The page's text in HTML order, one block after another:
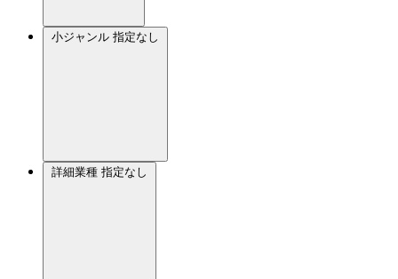
小ジャンル 指定なし
詳細業種 指定なし